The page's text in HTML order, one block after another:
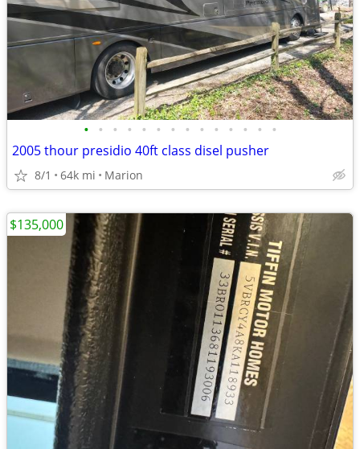
• • • • • • • • • • • • • •
2005 thour presidio 40ft class disel pusher
8/1 64k mi Marion
$135,000